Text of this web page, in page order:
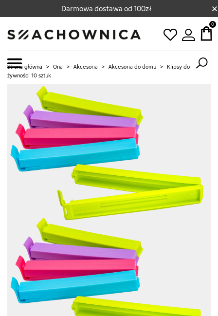
Darmowa dostawa od 100zł ×
0
Strona główna > Ona > Akcesoria > Akcesoria do domu > Klipsy do
żywności 10 sztuk